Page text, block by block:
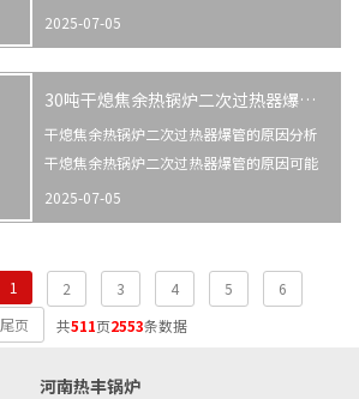
则十分重要，以下是干熄焦余热锅炉的操作
原则：1. 是干熄焦余热锅炉操作的要原则在
操作过程中，严格遵守相关规程，设备、人
员和工艺的。 同时，对于设备的维护保养也
重要，如有问题及时进行处理2...
2025-07-05
30吨干熄焦余热锅炉二次过热器爆管的原因分析-河南省热丰锅炉有限公司
干熄焦余热锅炉二次过热器爆管的原因分析
干熄焦余热锅炉二次过热器爆管的原因可能
有多种，以下是一些可能的因素：1. 过热器
设计不合理：过热器在设计时可能存在结
致其无法承受高温高压下的工作压力，从而
发生爆管事故。 2. 操作不当：...
2025-07-05
1 2 3 4 5
6
尾页 共511页2553条数据
河南热丰锅炉